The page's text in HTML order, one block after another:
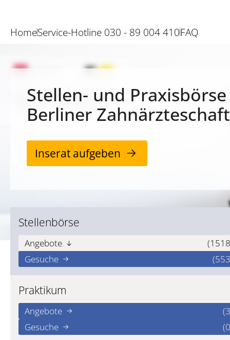
HomeService-Hotline 030 - 89 004 410FAQ
Stellen- und
Berliner Zahnärzteschaft
Inserat aufgeben
Stellenbörse
Angebote
Gesuche
Praktikum
Angebote
Gesuche